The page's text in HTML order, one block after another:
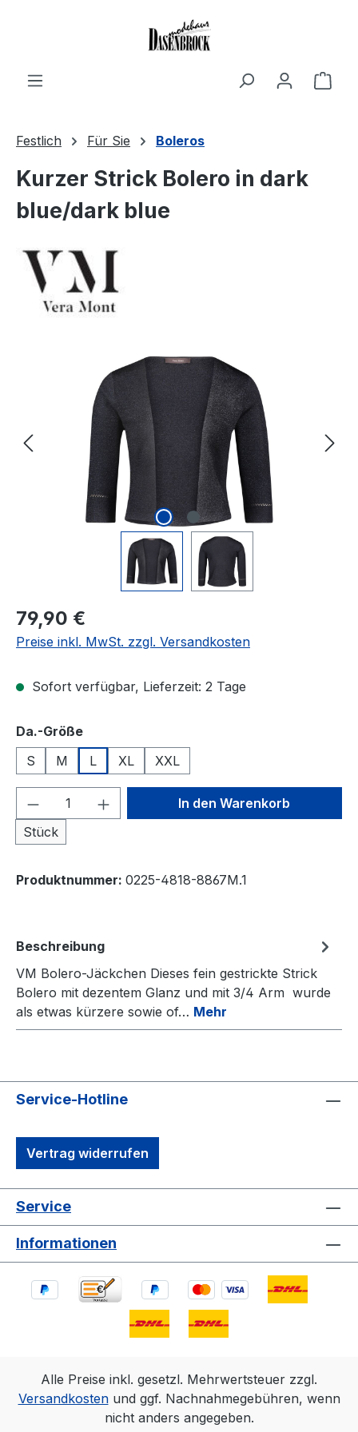
Festlich Für Sie Boleros
Kurzer Strick Bolero in dark
blue/dark blue
Bildergalerie überspringen
Regulärer Preis:
79,90 €
Preise inkl. MwSt. zzgl. Versandkosten
Sofort verfügbar, Lieferzeit: 2 Tage
Da.-Größeauswählen
S
M L XL XXL
Produkt Anzahl: Gib den
Stück
In den Warenkorb
Produktnummer: 0225-4818-8867M.1
Beschreibung
VM Bolero-Jäckchen Dieses fein gestrickte Strick
Bolero mit dezentem Glanz und mit 3/4 Arm wurde
als etwas kürzere sowie of… Mehr
Service-Hotline
Vertrag widerrufen
Service
Informationen
Alle Preise inkl. gesetzl. Mehrwertsteuer zzgl.
Versandkostenund ggf. Nachnahmegebühren, wenn
nicht anders angegeben.